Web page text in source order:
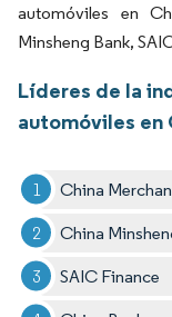
automóviles en
Minsheng Bank,
Líderes de la
automóviles en
China
China
SAIC Finance